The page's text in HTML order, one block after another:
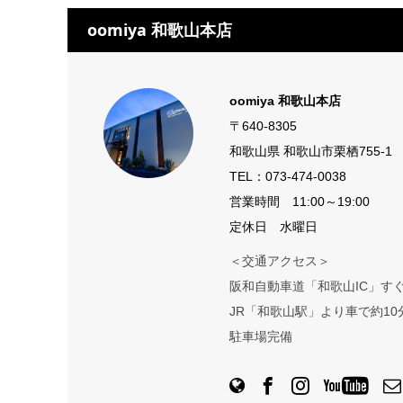
oomiya 和歌山本店
oomiya 和歌山本店
〒640-8305
和歌山県 和歌山市栗栖755-1
TEL： 073-474-0038
営業時間 11:00～19:00
定休日 水曜日
＜交通アクセス＞
阪和自動車道「和歌山IC」す
JR「和歌山駅」より車で約10
駐車場完備